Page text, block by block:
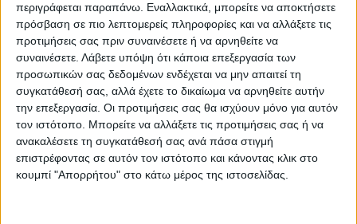
περιγράφεται παραπάνω. Εναλλακτικά, μπορείτε να αποκτήσετε
πρόσβαση σε πιο λεπτομερείς πληροφορίες και να αλλάξετε τις
προτιμήσεις σας πριν συναινέσετε ή να αρνηθείτε να
συναινέσετε. Λάβετε υπόψη ότι κάποια επεξεργασία των
προσωπικών σας δεδομένων ενδέχεται να μην απαιτεί τη
συγκατάθεσή σας, αλλά έχετε το δικαίωμα να αρνηθείτε αυτήν
την επεξεργασία. Οι προτιμήσεις σας θα ισχύουν μόνο για αυτόν
τον ιστότοπο. Μπορείτε να αλλάξετε τις προτιμήσεις σας ή να
ανακαλέσετε τη συγκατάθεσή σας ανά πάσα στιγμή
επιστρέφοντας σε αυτόν τον ιστότοπο και κάνοντας κλικ στο
κουμπί "Απορρήτου" στο κάτω μέρος της ιστοσελίδας.